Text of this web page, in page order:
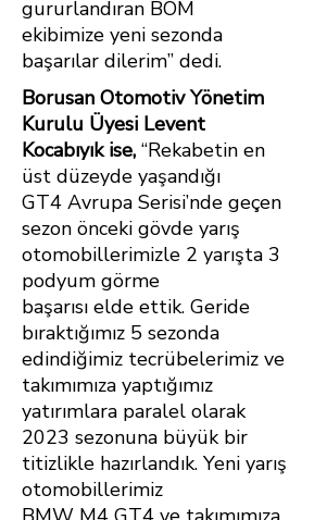
gururlandıran BOM
ekibimize yeni sezonda
başarılar dilerim” dedi.
Borusan Otomotiv Yönetim
Kurulu Üyesi Levent
Kocabıyık ise, “Rekabetin en
üst düzeyde yaşandığı
GT4 Avrupa Serisi’nde geçen
sezon önceki gövde yarış
otomobillerimizle 2 yarışta 3
podyum görme
başarısı elde ettik. Geride
bıraktığımız 5 sezonda
edindiğimiz tecrübelerimiz ve
takımımıza yaptığımız
yatırımlara paralel olarak
2023 sezonuna büyük bir
titizlikle hazırlandık. Yeni yarış
otomobillerimiz